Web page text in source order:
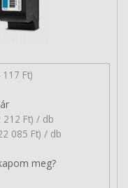
Ft)
Ft) / db
085 Ft) / db
meg?